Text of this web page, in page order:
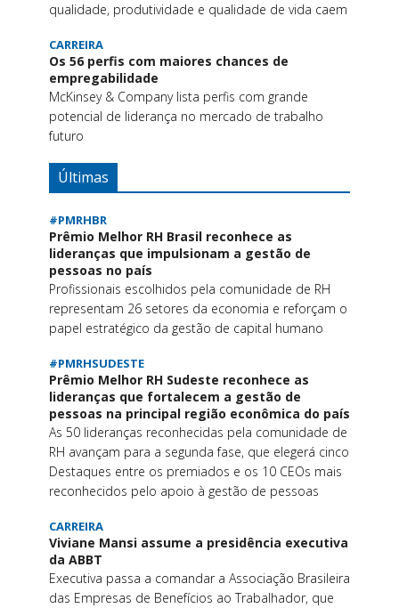
qualidade, produtividade e qualidade de vida caem
CARREIRA
Os 56 perfis com maiores chances de
empregabilidade
McKinsey & Company lista perfis com grande
potencial de liderança no mercado de trabalho
futuro
Últimas
#PMRHBR
Prêmio Melhor RH Brasil reconhece as
lideranças que impulsionam a gestão de
pessoas no país
Profissionais escolhidos pela comunidade de RH
representam 26 setores da economia e reforçam o
papel estratégico da gestão de capital humano
#PMRHSUDESTE
Prêmio Melhor RH Sudeste reconhece as
lideranças que fortalecem a gestão de
pessoas na principal região econômica do país
As 50 lideranças reconhecidas pela comunidade de
RH avançam para a segunda fase, que elegerá cinco
Destaques entre os premiados e os 10 CEOs mais
reconhecidos pelo apoio à gestão de pessoas
CARREIRA
Viviane Mansi assume a presidência executiva
da ABBT
Executiva passa a comandar a Associação Brasileira
das Empresas de Benefícios ao Trabalhador, que